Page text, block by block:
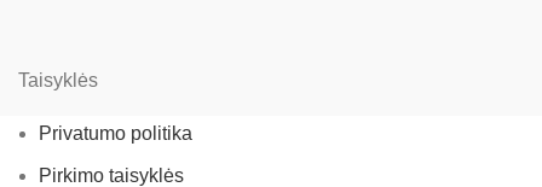
Taisyklės
Privatumo politika
Pirkimo taisyklės